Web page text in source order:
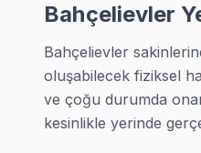
mikro lehimleme
• Lider markalar:
• Türk markaları:
• Panel tipleri: LED,
Bahçelievler
Bahçelievler
oluşabilecek fiziksel
ve çoğu durumda
kesinlikle yerinde